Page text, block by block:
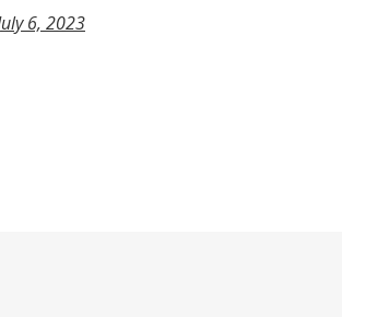
6, 2023